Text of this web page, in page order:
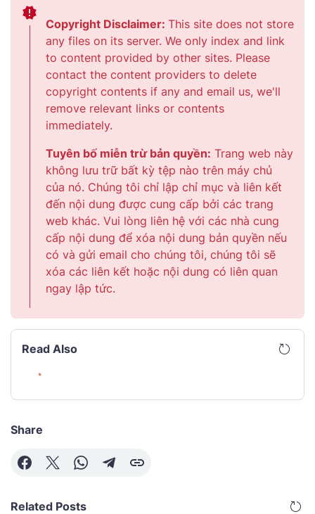
Copyright Disclaimer: This site does not store
any files on its server. We only index and link
to content provided by other sites. Please
contact the content providers to delete
copyright contents if any and email us, we'll
remove relevant links or contents
immediately.
Tuyên bố miễn trừ bản quyền: Trang web này
không lưu trữ bất kỳ tệp nào trên máy chủ
của nó. Chúng tôi chỉ lập chỉ mục và liên kết
đến nội dung được cung cấp bởi các trang
web khác. Vui lòng liên hệ với các nhà cung
cấp nội dung để xóa nội dung bản quyền nếu
có và gửi email cho chúng tôi, chúng tôi sẽ
xóa các liên kết hoặc nội dung có liên quan
ngay lập tức.
Read Also
Share
Related Posts